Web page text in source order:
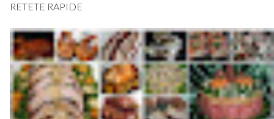
RETETE RAPIDE